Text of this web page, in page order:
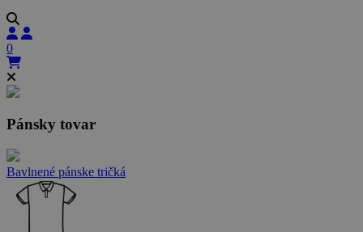
0
Pánsky tovar
Bavlnené pánske tričká